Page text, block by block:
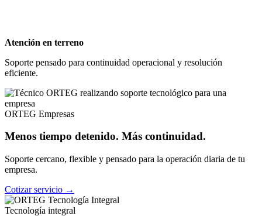
Atención en terreno
Soporte pensado para continuidad operacional y resolución
eficiente.
ORTEG Empresas
Menos tiempo detenido. Más continuidad.
Soporte cercano, flexible y pensado para la operación diaria de tu
empresa.
Cotizar servicio →
Tecnología integral